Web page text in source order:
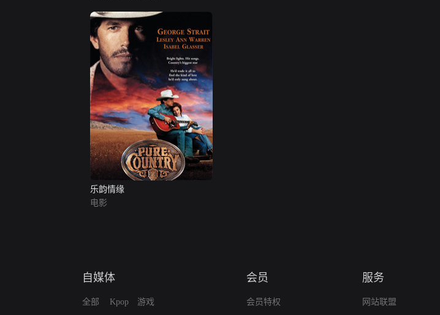
乐韵情缘
电影
自媒体
全部 Kpop 游戏
会员
会员特权
服务
网站联盟